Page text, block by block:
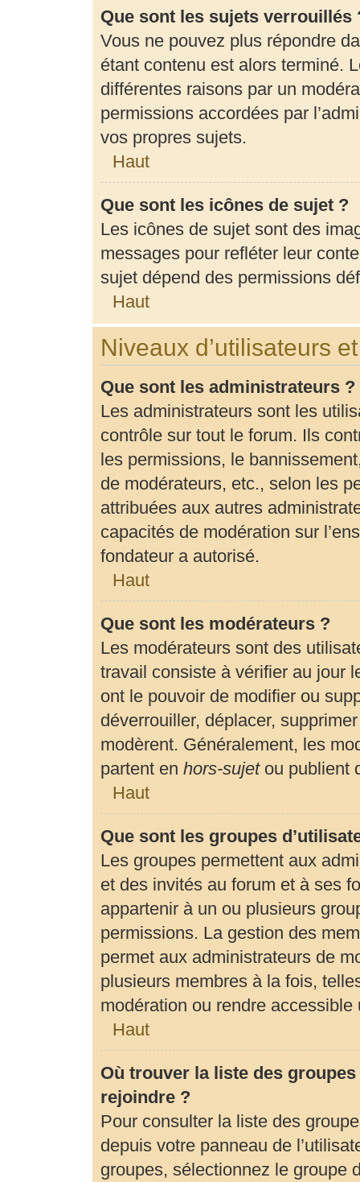
Que sont les sujets verrouillés
Vous ne pouvez plus répondre
étant contenu est alors terminé.
différentes raisons par un
permissions accordées par
vos propres sujets.
Haut
Que sont les icônes de sujet ?
Les icônes de sujet sont des
messages pour refléter leur
sujet dépend des permissions
Haut
Niveaux d’utilisateurs
Que sont les administrateurs ?
Les administrateurs sont les
contrôle sur tout le forum. Ils
les permissions, le
de modérateurs, etc., selon les
attribuées aux autres
capacités de modération sur
fondateur a autorisé.
Haut
Que sont les modérateurs ?
Les modérateurs sont des
travail consiste à vérifier au jour
ont le pouvoir de modifier ou
déverrouiller, déplacer,
modèrent. Généralement, les
partent en hors-sujetou publient
Haut
Que sont les groupes
Les groupes permettent aux
et des invités au forum et à ses
appartenir à un ou plusieurs
permissions. La gestion des
permet aux administrateurs de
plusieurs membres à la fois,
modération ou rendre accessible
Haut
Où trouver la liste des
rejoindre ?
Pour consulter la liste des
depuis votre panneau de
groupes, sélectionnez le groupe